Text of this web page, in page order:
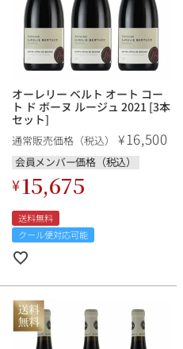
オーレリー ベルト オート コー
ト ド ボーヌ ルージュ 2021 [3本
セット]
通常販売価格（税込） ¥16,500
会員メンバー価格（税込）
¥15,675
送料無料
クール便対応可能